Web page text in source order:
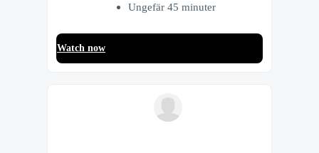
Ungefär 45 minuter
Watch now